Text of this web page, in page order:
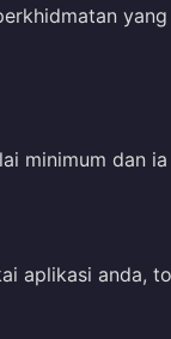
minimum dan
aplikasi anda,